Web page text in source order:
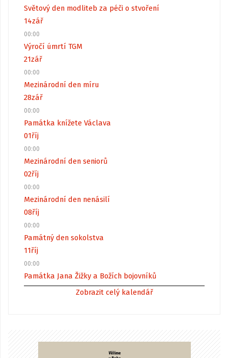
Světový den modliteb za péči o stvoření
14zář
00:00
Výročí úmrtí TGM
21zář
00:00
Mezinárodní den míru
28zář
00:00
Památka knížete Václava
01říj
00:00
Mezinárodní den seniorů
02říj
00:00
Mezinárodní den nenásilí
08říj
00:00
Památný den sokolstva
11říj
00:00
Památka Jana Žižky a Božích bojovníků
Zobrazit celý kalendář